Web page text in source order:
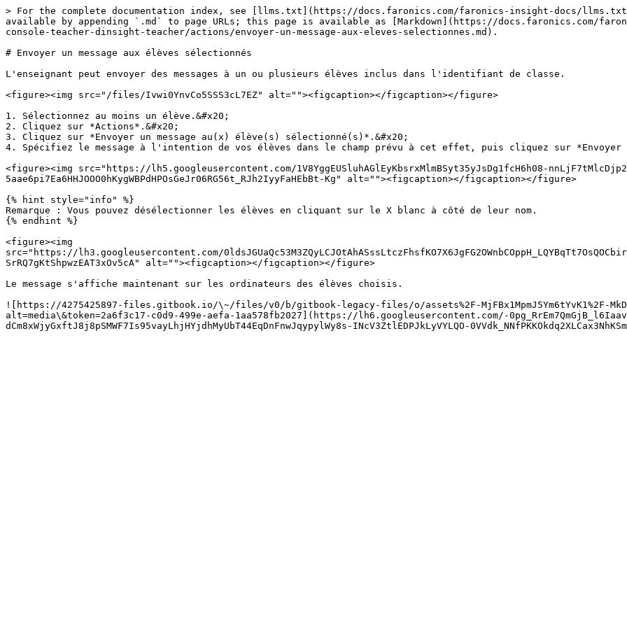
> For the complete documentation index, see [llms.txt](https://docs.faronics.com/faronics-insight-docs/llms.txt).
available by appending `.md` to page URLs; this page is available as [Markdown](https://docs.faronics.com/
console-teacher-dinsight-teacher/actions/envoyer-un-message-aux-eleves-selectionnes.md).
# Envoyer un message aux élèves sélectionnés
L'enseignant peut envoyer des messages à un ou plusieurs élèves inclus dans l'identifiant de classe.
<figure><img src="/files/Ivwi0YnvCo5SSS3cL7EZ" alt=""><figcaption></figcaption></figure>
1. Sélectionnez au moins un élève.&#x20;
2. Cliquez sur *Actions*.&#x20;
3. Cliquez sur *Envoyer un message au(x) élève(s) sélectionné(s)*.&#x20;
4. Spécifiez le message à l'intention de vos élèves dans le champ prévu à cet effet, puis cliquez sur *Envoyer
<figure><img src="https://lh5.googleusercontent.com/1V8YggEUSluhAGlEyKbsrxMlmBSyt35yJsDg1fcH6h08-
5aae6pi7Ea6HHJOOO0hKygWBPdHPOsGeJr06RG56t_RJh2IyyFaHEbBt-Kg" alt=""><figcaption></figcaption></figure>
{% hint style="info" %}
Remarque : Vous pouvez désélectionner les élèves en cliquant sur le X blanc à côté de leur nom.
{% endhint %}
<figure><img
src="https://lh3.googleusercontent.com/
SrRQ7gKtShpwzEAT3xOv5cA" alt=""><figcaption></figcaption></figure>
Le message s'affiche maintenant sur les ordinateurs des élèves choisis.
![https://4275425897-files.gitbook.io/\~/files/v0/b/gitbook-legacy-files/o/assets%2F-MjFBx1MpmJ5Ym6tYvK1%2F-
alt=media\&token=2a6f3c17-c0d9-499e-aefa-1aa578fb2027](https://lh6.googleusercontent.com/-